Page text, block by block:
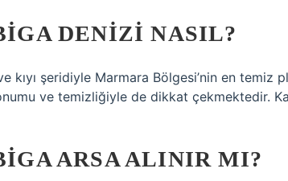
DENIZI NASIL?
kıyı şeridiyle Marmara Bölgesi’nin en temiz
ve temizliğiyle de dikkat çekmektedir.
ARSA ALINIR MI?